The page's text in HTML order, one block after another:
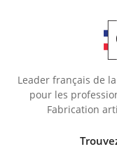
Leader français de
pour les
Fabrication